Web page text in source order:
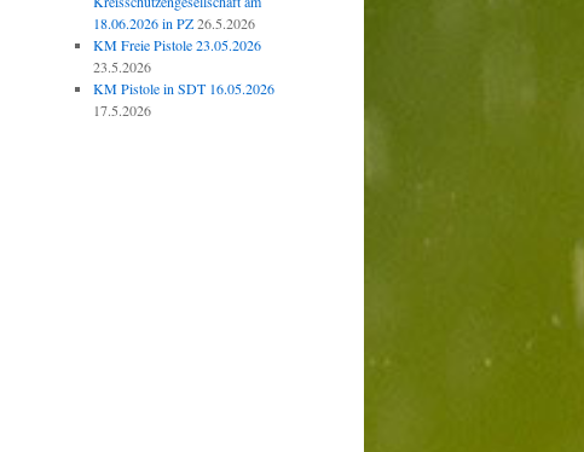
18.06.2026 in PZ 26.5.2026
KM Freie Pistole 23.05.2026
23.5.2026
KM Pistole in SDT 16.05.2026
17.5.2026